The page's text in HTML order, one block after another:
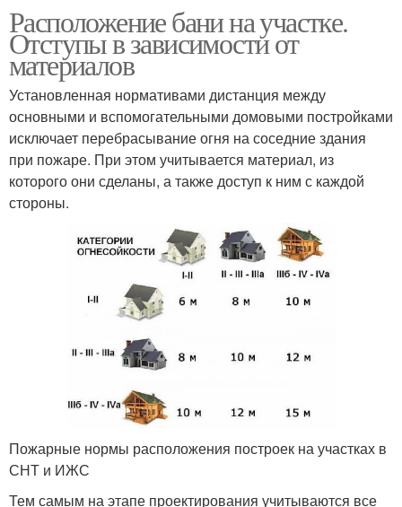
Расположение бани на участке.
Отступы в зависимости от
материалов
Установленная нормативами дистанция между
основными и вспомогательными домовыми постройками
исключает перебрасывание огня на соседние здания
при пожаре. При этом учитывается материал, из
которого они сделаны, а также доступ к ним с каждой
стороны.
Пожарные нормы расположения построек на участках в
СНТ и ИЖС
Тем самым на этапе проектирования учитываются все